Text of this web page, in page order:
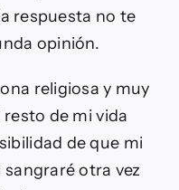
respuesta no te
opinión.
religiosa y muy
de mi vida
de que mi
otra vez